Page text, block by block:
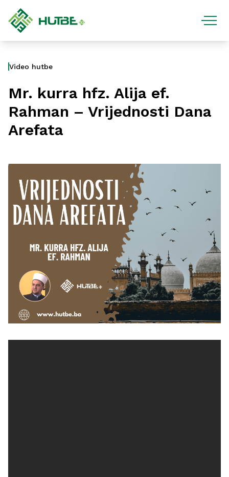
Video hutbe
Mr. kurra hfz. Alija ef.
Rahman – Vrijednosti Dana
Arefata